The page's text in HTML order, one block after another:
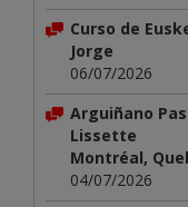
Curso de
Jorge
06/07/2026
Arguiñano
Lissette
Montréal,
04/07/2026